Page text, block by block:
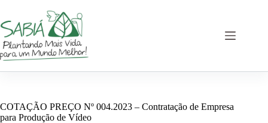
o
conteúdo
COTAÇÃO PREÇO Nº 004.2023 – Contratação de Empresa
para Produção de Vídeo